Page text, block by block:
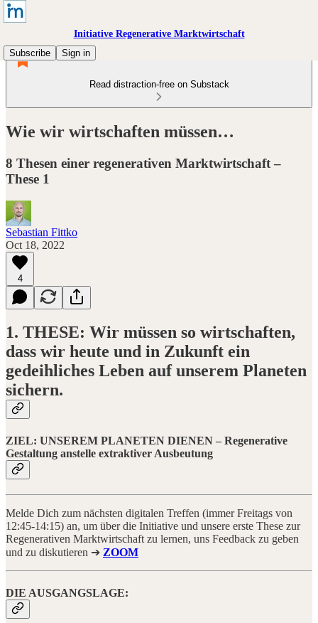
Initiative Regenerative Marktwirtschaft
Subscribe
Sign in
Read distraction-free on Substack
Wie wir wirtschaften müssen…
8 Thesen einer regenerativen Marktwirtschaft –
These 1
Sebastian Fittko
Oct 18, 2022
4
1. THESE: Wir müssen so wirtschaften,
dass wir heute und in Zukunft ein
gedeihliches Leben auf unserem Planeten
sichern.
ZIEL: UNSEREM PLANETEN DIENEN – Regenerative
Gestaltung anstelle extraktiver Ausbeutung
Melde Dich zum nächsten digitalen Treffen (immer Freitags von
12:45-14:15) an, um über die Initiative und unsere erste These zur
Regenerativen Marktwirtschaft zu lernen, uns Feedback zu geben
und zu diskutieren ➔ ZOOM
DIE AUSGANGSLAGE: